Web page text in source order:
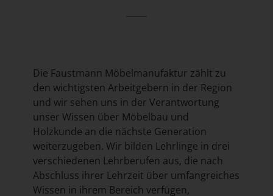
Die Faustmann Möbelmanufaktur zählt zu
den wichtigsten Arbeitgebern in der Region
und wir sehen uns in der Verantwortung
unser Wissen über Möbelbau und
Holzkunde an die nächste Generation
weiterzugeben. Wir bilden Lehrlinge in drei
verschiedenen Lehrberufen aus, die nach
Abschluss ihrer Lehrzeit über umfangreiches
Wissen in ihrem Bereich verfügen,